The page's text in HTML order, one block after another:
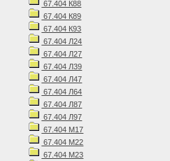
67.404 К88
67.404 К89
67.404 К93
67.404 Л24
67.404 Л27
67.404 Л39
67.404 Л47
67.404 Л64
67.404 Л87
67.404 Л97
67.404 М17
67.404 М22
67.404 М23